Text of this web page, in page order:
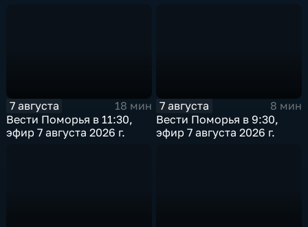
7 августа
18 мин
Вести Поморья в 11:30,
эфир 7 августа 2026 г.
7 августа
8 мин
Вести Поморья в 9:30,
эфир 7 августа 2026 г.